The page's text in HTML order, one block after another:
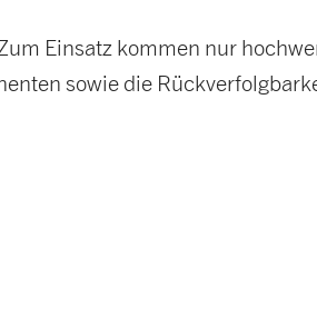
Einsatz kommen nur
sowie die